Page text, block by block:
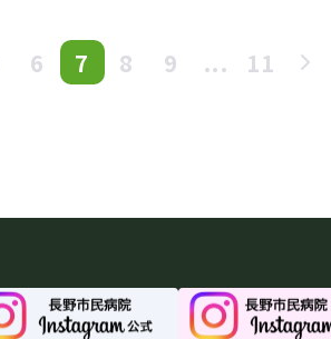
6 7 8 9 ... 11